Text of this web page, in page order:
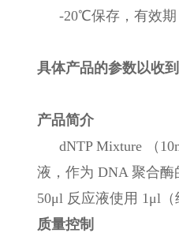
-20℃保存，有效期
具体产品的参数以收
产品简介
dNTP Mixture （
液，作为 DNA 聚合
50μl 反应液使用 1μl
质量控制